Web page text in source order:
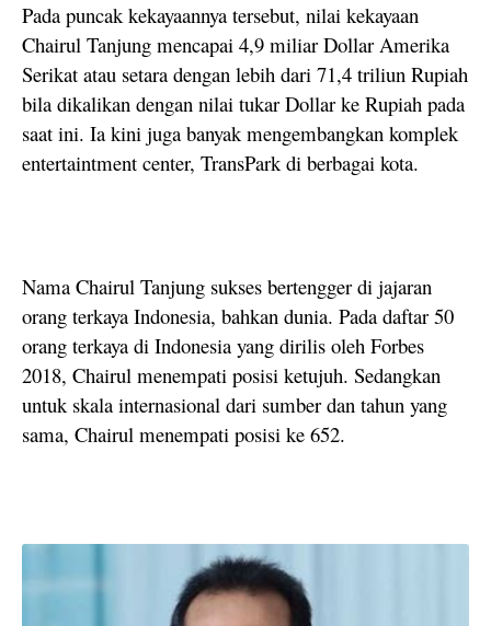
Pada puncak kekayaannya tersebut, nilai kekayaan
Chairul Tanjung mencapai 4,9 miliar Dollar Amerika
Serikat atau setara dengan lebih dari 71,4 triliun Rupiah
bila dikalikan dengan nilai tukar Dollar ke Rupiah pada
saat ini. Ia kini juga banyak mengembangkan komplek
entertaintment center, TransPark di berbagai kota.
Nama Chairul Tanjung sukses bertengger di jajaran
orang terkaya Indonesia, bahkan dunia. Pada daftar 50
orang terkaya di Indonesia yang dirilis oleh Forbes
2018, Chairul menempati posisi ketujuh. Sedangkan
untuk skala internasional dari sumber dan tahun yang
sama, Chairul menempati posisi ke 652.